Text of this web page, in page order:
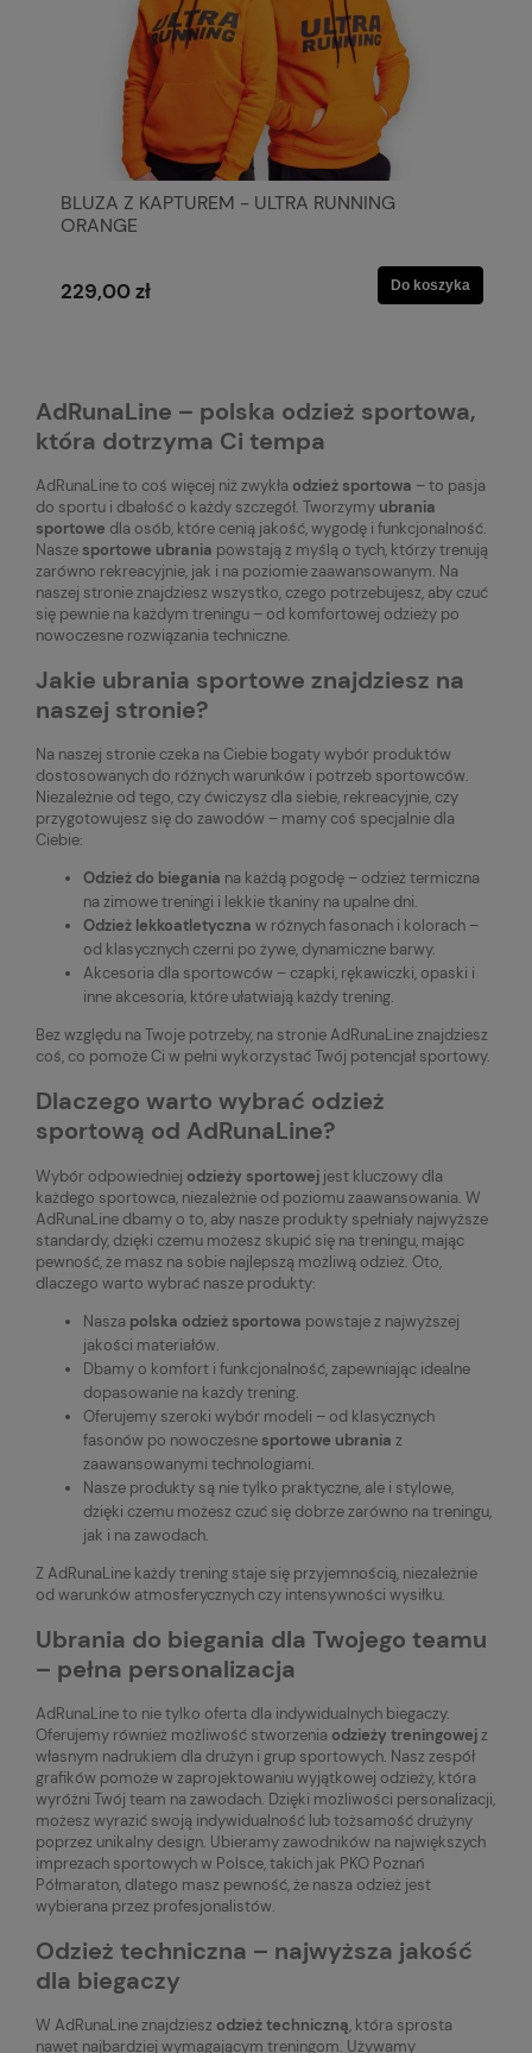
BLUZA Z KAPTUREM - ULTRA RUNNING
ORANGE
229,00 zł Do koszyka
AdRunaLine – polska odzież sportowa,
która dotrzyma Ci tempa
AdRunaLine to coś więcej niż zwykła odzież sportowa – to pasja
do sportu i dbałość o każdy szczegół. Tworzymy ubrania
sportowe dla osób, które cenią jakość, wygodę i funkcjonalność.
Nasze sportowe ubrania powstają z myślą o tych, którzy trenują
zarówno rekreacyjnie, jak i na poziomie zaawansowanym. Na
naszej stronie znajdziesz wszystko, czego potrzebujesz, aby czuć
się pewnie na każdym treningu – od komfortowej odzieży po
nowoczesne rozwiązania techniczne.
Jakie ubrania sportowe znajdziesz na
naszej stronie?
Na naszej stronie czeka na Ciebie bogaty wybór produktów
dostosowanych do różnych warunków i potrzeb sportowców.
Niezależnie od tego, czy ćwiczysz dla siebie, rekreacyjnie, czy
przygotowujesz się do zawodów – mamy coś specjalnie dla
Ciebie:
Odzież do biegania na każdą pogodę – odzież termiczna
na zimowe treningi i lekkie tkaniny na upalne dni.
Odzież lekkoatletyczna w różnych fasonach i kolorach –
od klasycznych czerni po żywe, dynamiczne barwy.
Akcesoria dla sportowców – czapki, rękawiczki, opaski i
inne akcesoria, które ułatwiają każdy trening.
Bez względu na Twoje potrzeby, na stronie AdRunaLine znajdziesz
coś, co pomoże Ci w pełni wykorzystać Twój potencjał sportowy.
Dlaczego warto wybrać odzież
sportową od AdRunaLine?
Wybór odpowiedniej odzieży sportowej jest kluczowy dla
każdego sportowca, niezależnie od poziomu zaawansowania. W
AdRunaLine dbamy o to, aby nasze produkty spełniały najwyższe
standardy, dzięki czemu możesz skupić się na treningu, mając
pewność, że masz na sobie najlepszą możliwą odzież. Oto,
dlaczego warto wybrać nasze produkty:
Nasza polska odzież sportowa powstaje z najwyższej
jakości materiałów.
Dbamy o komfort i funkcjonalność, zapewniając idealne
dopasowanie na każdy trening.
Oferujemy szeroki wybór modeli – od klasycznych
fasonów po nowoczesne sportowe ubrania z
zaawansowanymi technologiami.
Nasze produkty są nie tylko praktyczne, ale i stylowe,
dzięki czemu możesz czuć się dobrze zarówno na treningu,
jak i na zawodach.
Z AdRunaLine każdy trening staje się przyjemnością, niezależnie
od warunków atmosferycznych czy intensywności wysiłku.
Ubrania do biegania dla Twojego teamu
– pełna personalizacja
AdRunaLine to nie tylko oferta dla indywidualnych biegaczy.
Oferujemy również możliwość stworzenia odzieży treningowejz
własnym nadrukiem dla drużyn i grup sportowych. Nasz zespół
grafików pomoże w zaprojektowaniu wyjątkowej odzieży, która
wyróżni Twój team na zawodach. Dzięki możliwości personalizacji,
możesz wyrazić swoją indywidualność lub tożsamość drużyny
poprzez unikalny design. Ubieramy zawodników na największych
imprezach sportowych w Polsce, takich jak PKO Poznań
Półmaraton, dlatego masz pewność, że nasza odzież jest
wybierana przez profesjonalistów.
Odzież techniczna – najwyższa jakość
dla biegaczy
W AdRunaLine znajdziesz odzież techniczną, która sprosta
nawet najbardziej wymagającym treningom. Używamy